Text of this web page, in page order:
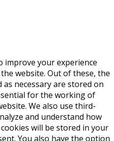
improve your experience
website. Out of these, the
necessary are stored on
for the working of
We also use third-
and understand how
will be stored in your
You also have the option